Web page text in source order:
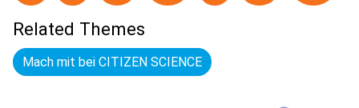
Related Themes
Mach mit bei CITIZEN SCIENCE